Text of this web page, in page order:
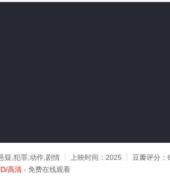
疑,犯罪,动作,剧情 上映时间： 2025 豆瓣评分：
高清 - 免费在线观看